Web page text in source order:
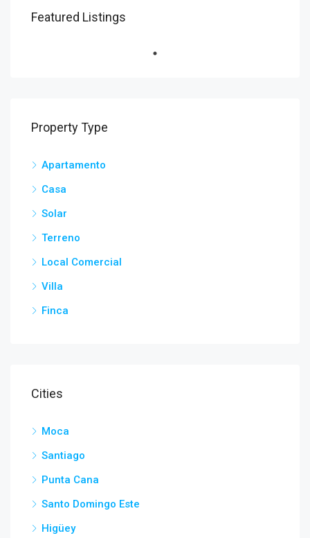
Featured Listings
Property Type
Apartamento
Casa
Solar
Terreno
Local Comercial
Villa
Finca
Cities
Moca
Santiago
Punta Cana
Santo Domingo Este
Higüey